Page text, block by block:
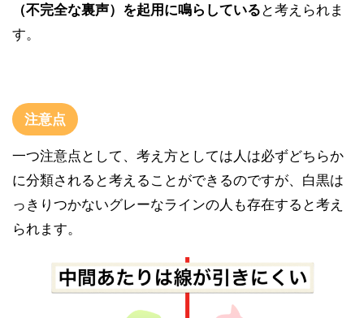
（不完全な裏声）を起用に鳴らしている と考えられま
す。
注意点
一つ注意点として、考え方としては人は必ずどちらか
に分類されると考えることができるのですが、白黒は
っきりつかないグレーなラインの人も存在すると考え
られます。